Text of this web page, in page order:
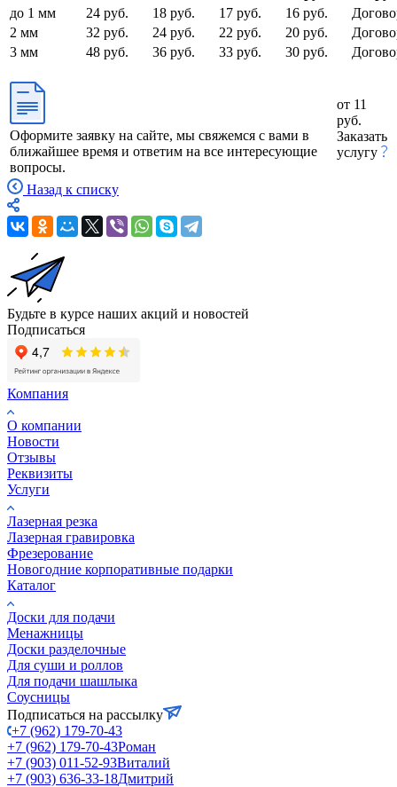
до 1 мм
24 руб. 18 руб. 17 руб. 16 руб.
2 мм
32 руб. 24 руб. 22 руб. 20 руб.
3 мм
48 руб. 36 руб. 33 руб. 30 руб.
Оформите заявку на сайте, мы свяжемся с вами в
ближайшее время и ответим на все интересующие
вопросы.
от 11
руб.
Заказать
услугу
Назад к списку
Будьте в курсе наших акций и новостей
Подписаться
Компания
О компании
Новости
Отзывы
Реквизиты
Услуги
Лазерная резка
Лазерная гравировка
Фрезерование
Новогодние корпоративные подарки
Каталог
Доски для подачи
Менажницы
Доски разделочные
Для суши и роллов
Для подачи шашлыка
Соусницы
Подписаться на рассылку
+7 (962) 179-70-43
+7 (962) 179-70-43Роман
+7 (903) 011-52-93Виталий
+7 (903) 636-33-18Дмитрий